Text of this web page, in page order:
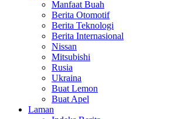
Manfaat Buah
Berita Otomotif
Berita Teknologi
Berita Internasional
Nissan
Mitsubishi
Rusia
Ukraina
Buat Lemon
Buat Apel
Laman